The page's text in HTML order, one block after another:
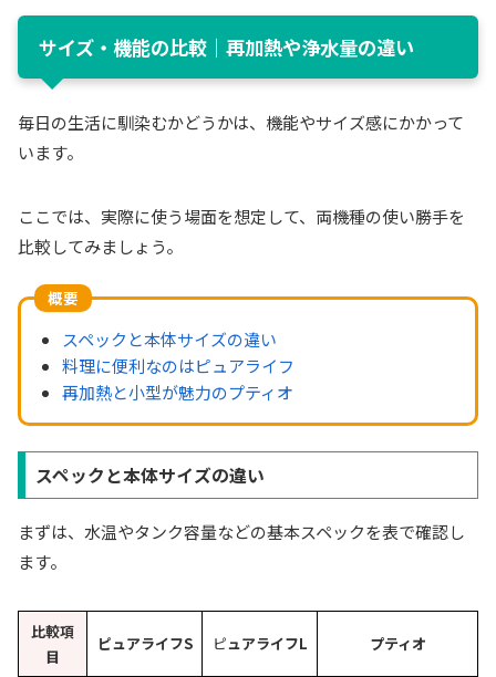
サイズ・機能の比較｜再加熱や浄水量の違い
毎日の生活に馴染むかどうかは、機能やサイズ感にかかって
います。
ここでは、実際に使う場面を想定して、両機種の使い勝手を
比較してみましょう。
概要
スペックと本体サイズの違い
料理に便利なのはピュアライフ
再加熱と小型が魅力のプティオ
スペックと本体サイズの違い
まずは、水温やタンク容量などの基本スペックを表で確認し
ます。
比較項
目
ピュアライフS ピュアライフL プティオ